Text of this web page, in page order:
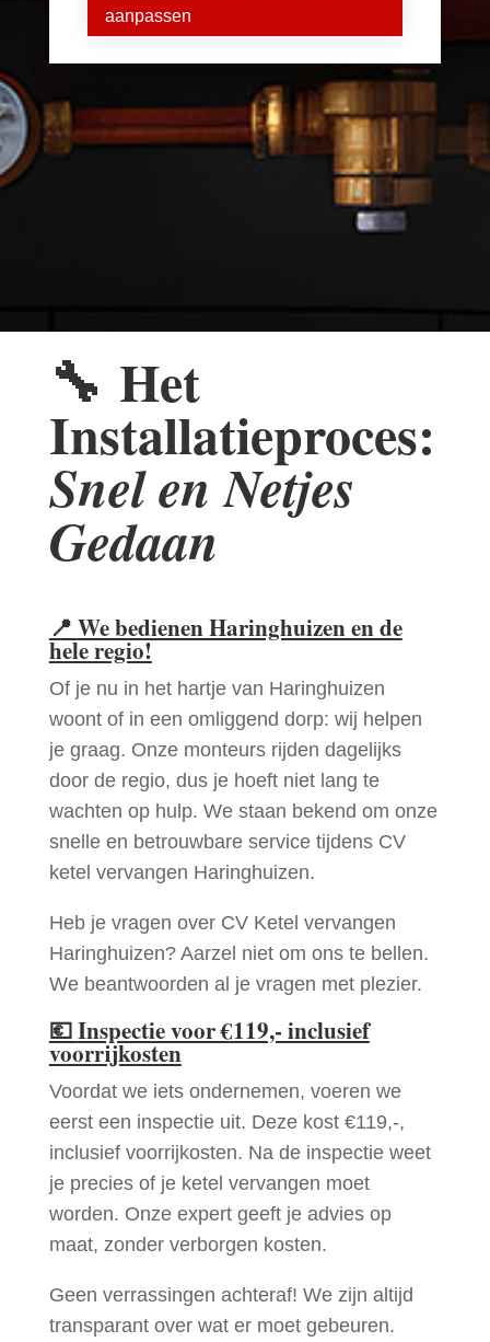
aanpassen
🔧 Het
Installatieproces:
Snel en Netjes
Gedaan
📍 We bedienen Haringhuizen en de
hele regio!
Of je nu in het hartje van Haringhuizen
woont of in een omliggend dorp: wij helpen
je graag. Onze monteurs rijden dagelijks
door de regio, dus je hoeft niet lang te
wachten op hulp. We staan bekend om onze
snelle en betrouwbare service tijdens CV
ketel vervangen Haringhuizen.
Heb je vragen over CV Ketel vervangen
Haringhuizen? Aarzel niet om ons te bellen.
We beantwoorden al je vragen met plezier.
💶Inspectie voor €119,- inclusief
voorrijkosten
Voordat we iets ondernemen, voeren we
eerst een inspectie uit. Deze kost €119,-,
inclusief voorrijkosten. Na de inspectie weet
je precies of je ketel vervangen moet
worden. Onze expert geeft je advies op
maat, zonder verborgen kosten.
Geen verrassingen achteraf! We zijn altijd
transparant over wat er moet gebeuren.